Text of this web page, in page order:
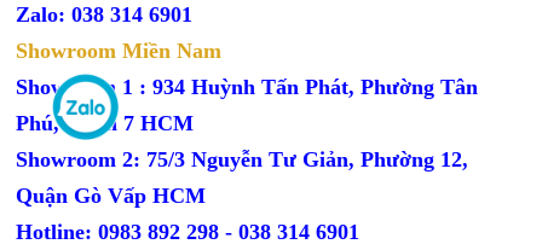
Zalo: 038 314 6901
Showroom Miền Nam
Showroom 1 : 934 Huỳnh Tấn Phát, Phường Tân
Phú, Quận 7 HCM
Showroom 2: 75/3 Nguyễn Tư Giản, Phường 12,
Quận Gò Vấp HCM
Hotline: 0983 892 298 - 038 314 6901